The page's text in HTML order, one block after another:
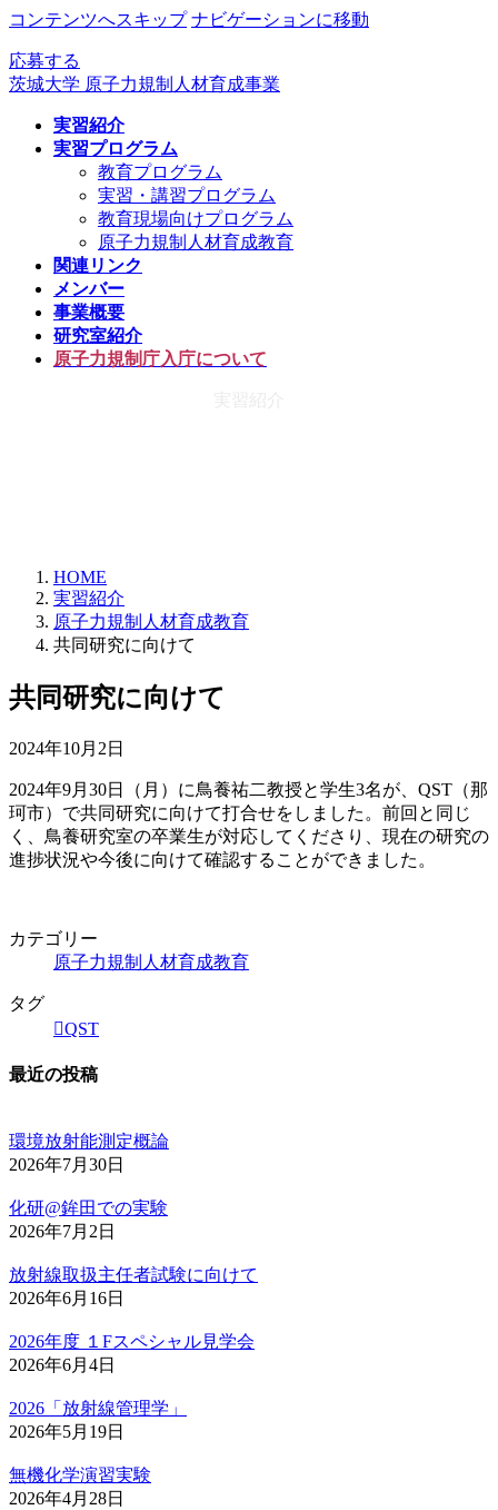
コンテンツへスキップ ナビゲーションに移動
応募する
茨城大学 原子力規制人材育成事業
実習紹介
実習プログラム
教育プログラム
実習・講習プログラム
教育現場向けプログラム
原子力規制人材育成教育
関連リンク
メンバー
事業概要
研究室紹介
原子力規制庁入庁について
HOME
実習紹介
原子力規制人材育成教育
共同研究に向けて
共同研究に向けて
2024年10月2日
2024年9月30日（月）に鳥養祐二教授と学生3名が、QST（那
珂市）で共同研究に向けて打合せをしました。前回と同じ
く、鳥養研究室の卒業生が対応してくださり、現在の研究の
進捗状況や今後に向けて確認することができました。
カテゴリー
原子力規制人材育成教育
タグ
QST
最近の投稿
環境放射能測定概論
2026年7月30日
化研@鉾田での実験
2026年7月2日
放射線取扱主任者試験に向けて
2026年6月16日
2026年度 １Fスペシャル見学会
2026年6月4日
2026「放射線管理学」
2026年5月19日
無機化学演習実験
2026年4月28日